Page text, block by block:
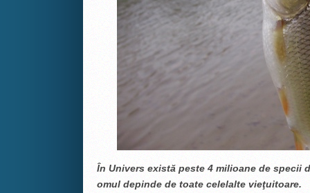
În Univers există peste 4 milioane de specii
omul depinde de toate celelalte vieţuitoare.